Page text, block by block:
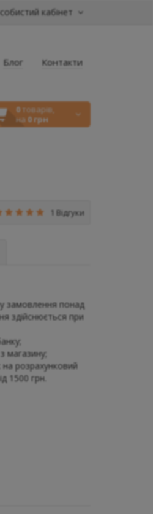
кабінет
Блог Контакти
0товарів,
на 0 грн
1 Відгуки
замовлення понад
здійснюється при
магазину;
на розрахунковий
1500 грн.